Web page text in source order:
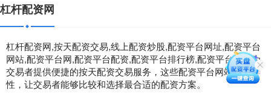
杠杆配资网
杠杆配资网,按天配资交易,线上配资炒股,配资平台网址,配资平台
网站,配资平台网,配资平台配资,配资平台排行榜,配资平台排行为
交易者提供便捷的按天配资交易服务，这些配资平台网站的多样
性，让交易者能够比较和选择最合适的配资方案。